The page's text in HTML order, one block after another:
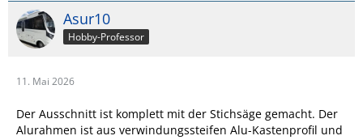
Asur10
Hobby-Professor
11. Mai 2026
Der Ausschnitt ist komplett mit der Stichsäge gemacht. Der
Alurahmen ist aus verwindungssteifen Alu-Kastenprofil und